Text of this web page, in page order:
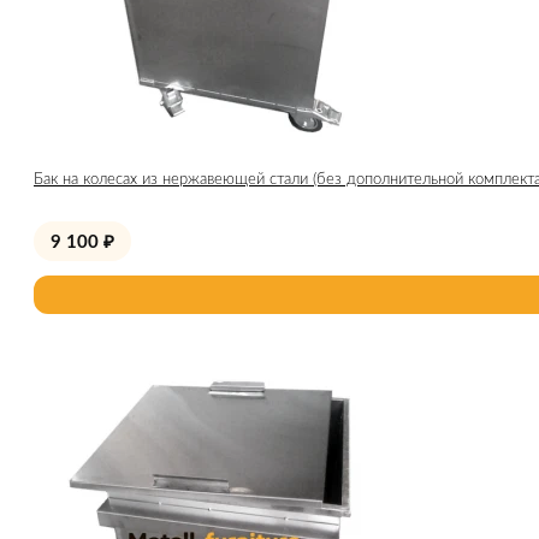
Бак на колесах из нержавеющей стали (без дополнительной
9 100 ₽